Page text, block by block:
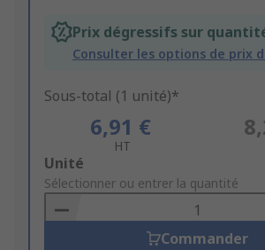
Prix dégressifs sur
Consulter les options de prix
Sous-total (1 unité)*
6,91 €
HT
Add
to
Basket
Unité
Sélectionner ou entrer la quantité
Commander